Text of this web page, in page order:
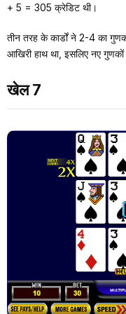
+ 5 = 305 क्रेडिट थी।
तीन तरह के कार्डों ने 2-4 का
आखिरी हाथ था, इसलिए नए
खेल 7